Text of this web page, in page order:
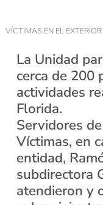
VÍCTIMAS EN EL EXTERIOR
La Unidad
cerca de 200
actividades
Florida.
Servidores
Víctimas, en
entidad,
subdirectora
atendieron y